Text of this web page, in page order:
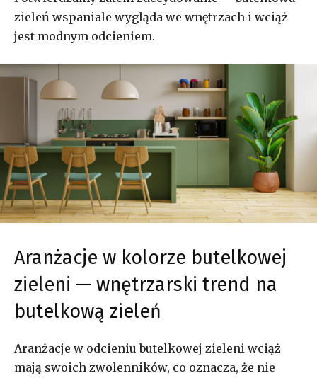
zieleń wspaniale wygląda we wnętrzach i wciąż
jest modnym odcieniem.
Aranżacje w kolorze butelkowej
zieleni — wnętrzarski trend na
butelkową zieleń
Aranżacje w odcieniu butelkowej zieleni wciąż
mają swoich zwolenników, co oznacza, że nie